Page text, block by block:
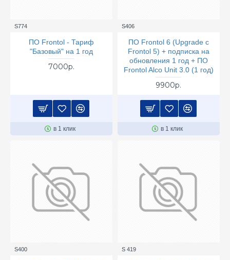
S774
ПО Frontol - Тариф
"Базовый" на 1 год
7000р.
в 1 клик
S406
ПО Frontol 6 (Upgrade с
Frontol 5) + подписка на
обновления 1 год + ПО
Frontol Alco Unit 3.0 (1 год)
9900р.
в 1 клик
S400 S 419